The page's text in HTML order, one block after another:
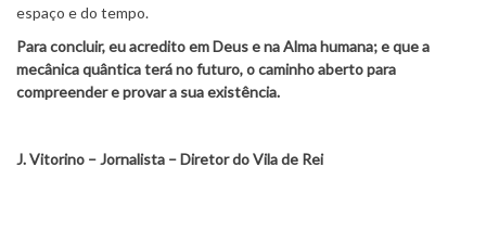
espaço e do tempo.
Para concluir, eu acredito em Deus e na Alma humana; e que a
mecânica quântica terá no futuro, o caminho aberto para
compreender e provar a sua existência.
J. Vitorino – Jornalista –Diretor do Vila de Rei